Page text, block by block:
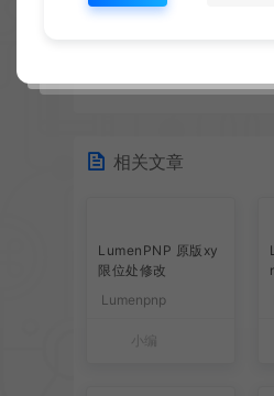
相关文章
LumenPNP 原版xy
限位处修改
Lumenpnp
小编